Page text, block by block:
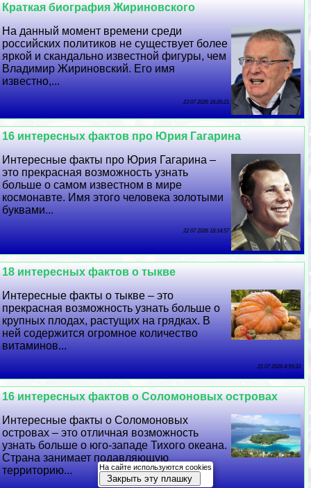
Краткая биография Жириновского
На данный момент времени среди
российских политиков не существует более
яркой и скандально известной фигуры, чем
Владимир Жириновский. Его имя
известно,...
23 07 2026 16:26:21
16 интересных фактов про Юрия Гагарина
Интересные факты про Юрия Гагарина –
это прекрасная возможность узнать
больше о самом известном в мире
космонавте. Имя этого человека золотыми
буквами...
22 07 2026 18:14:57
18 интересных фактов о тыкве
Интересные факты о тыкве – это
прекрасная возможность узнать больше о
крупных плодах, растущих на грядках. В
ней содержится огромное количество
витаминов...
21 07 2026 4:59:33
16 интересных фактов о Соломоновых островах
Интересные факты о Соломоновых
островах – это отличная возможность
узнать больше о юго-западе Тихого океана.
Страна занимает подавляющую
территорию...
На сайте используются cookies
Закрыть эту плашку